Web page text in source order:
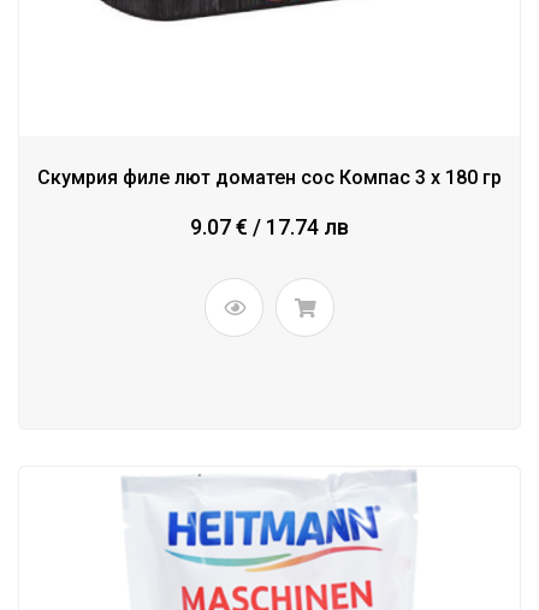
Скумрия филе лют доматен сос Компас 3 x 180 гр
9.07 € / 17.74 лв